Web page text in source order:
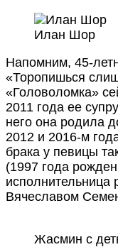
Илан Шор
Напомним, 45-
«Торопишься
«Головоломка»
2011 года ее
него она родила
2012 и 2016-м
брака у певицы
(1997 года
исполнительница
Вячеславом
Жасмин с